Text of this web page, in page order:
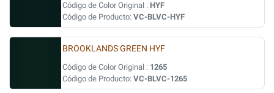
Código de Color Original : HYF
Código de Producto: VC-BLVC-HYF
BROOKLANDS GREEN HYF
Código de Color Original : 1265
Código de Producto: VC-BLVC-1265